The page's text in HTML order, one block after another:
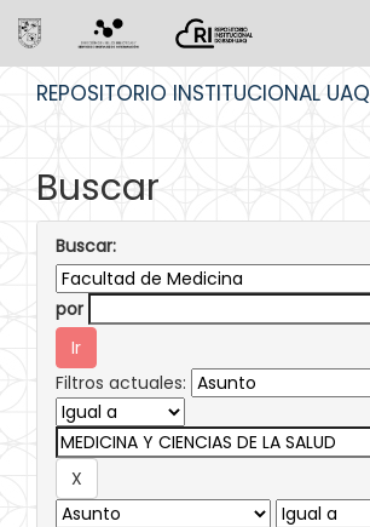
REPOSITORIO INSTITUCIONAL UAQ
Buscar
Buscar:
por
Filtros actuales: